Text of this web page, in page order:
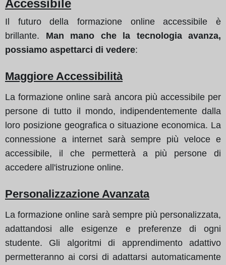
Accessibile
Il futuro della formazione online accessibile è
brillante. Man mano che la tecnologia avanza,
possiamo aspettarci di vedere:
Maggiore Accessibilità
La formazione online sarà ancora più accessibile per
persone di tutto il mondo, indipendentemente dalla
loro posizione geografica o situazione economica. La
connessione a internet sarà sempre più veloce e
accessibile, il che permetterà a più persone di
accedere all'istruzione online.
Personalizzazione Avanzata
La formazione online sarà sempre più personalizzata,
adattandosi alle esigenze e preferenze di ogni
studente. Gli algoritmi di apprendimento adattivo
permetteranno ai corsi di adattarsi automaticamente